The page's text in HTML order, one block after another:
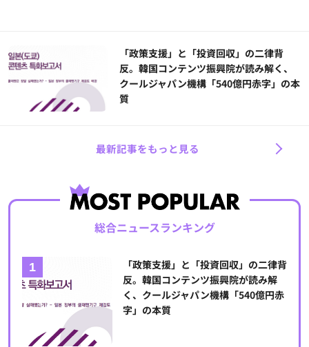
「政策支援」と「投資回収」の二律背
反。韓国コンテンツ振興院が読み解く、
クールジャパン機構「540億円赤字」の本
質
最新記事をもっと見る
総合ニュースランキング
「政策支援」と「投資回収」の二律背
反。韓国コンテンツ振興院が読み解
く、クールジャパン機構「540億円赤
字」の本質